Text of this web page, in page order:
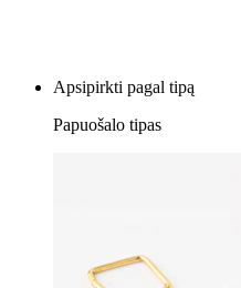
Apsipirkti pagal tipą
Papuošalo tipas